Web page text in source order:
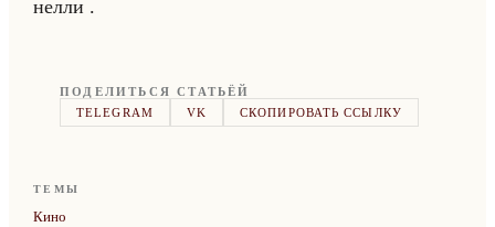
нел­ли .
ПОДЕЛИТЬСЯ СТАТЬЁЙ
TELEGRAM
VK СКОПИРОВАТЬ ССЫЛКУ
ТЕМЫ
Кино